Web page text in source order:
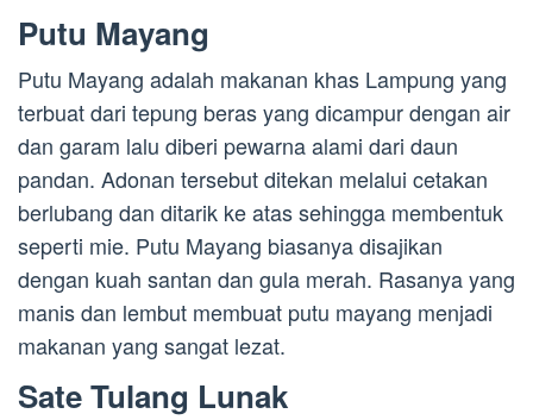
Putu Mayang
Putu Mayang adalah makanan khas Lampung yang
terbuat dari tepung beras yang dicampur dengan air
dan garam lalu diberi pewarna alami dari daun
pandan. Adonan tersebut ditekan melalui cetakan
berlubang dan ditarik ke atas sehingga membentuk
seperti mie. Putu Mayang biasanya disajikan
dengan kuah santan dan gula merah. Rasanya yang
manis dan lembut membuat putu mayang menjadi
makanan yang sangat lezat.
Sate Tulang Lunak